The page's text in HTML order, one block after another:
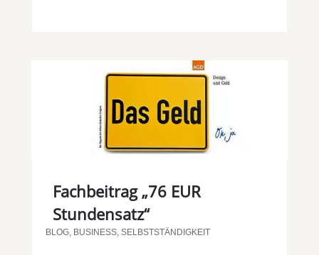
Fachbeitrag „76 EUR
Stundensatz“
BLOG, BUSINESS, SELBSTSTÄNDIGKEIT